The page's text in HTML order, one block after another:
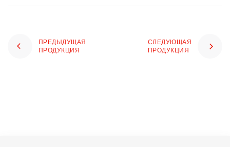
ПРЕДЫДУЩАЯ
ПРОДУКЦИЯ
СЛЕДУЮЩАЯ
ПРОДУКЦИЯ